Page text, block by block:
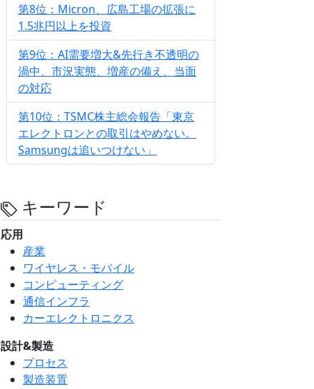
第8位：Micron、広島工場の拡張に
1.5兆円以上を投資
第9位：AI需要増大&先行き不透明の
渦中、市況実態、増産の備え、当面
の対応
第10位：TSMC株主総会報告「東京
エレクトロンとの取引はやめない。
Samsungは追いつけない」
キーワード
応用
産業
ワイヤレス・モバイル
コンピューティング
通信インフラ
カーエレクトロニクス
設計&製造
プロセス
製造装置